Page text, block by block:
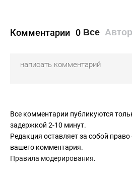
Комментарии 0 Все
Все комментарии публикуются
задержкой 2-10 минут.
Редакция оставляет за собой
вашего комментария.
Правила модерирования.